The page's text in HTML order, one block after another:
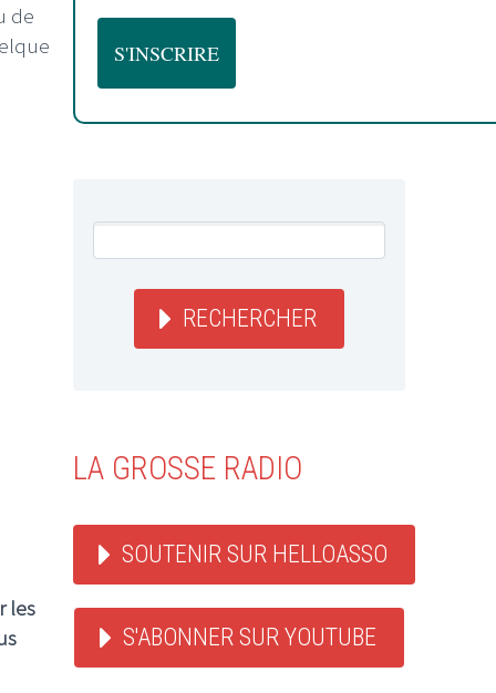
de
les
RECHERCHER
LA GROSSE RADIO
SOUTENIR SUR HELLOASSO
S'ABONNER SUR YOUTUBE